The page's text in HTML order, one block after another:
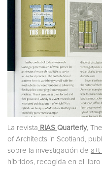
La revista RIAS Quarterly,
of Architects in Scotland,
sobre la investigación de
híbridos, recogida en el libro